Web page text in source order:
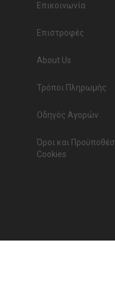
Επικοινωνία​
Επιστροφές
About Us
Τρόποι Πληρωμής
Οδηγός Αγορών
Όροι και
Cookies